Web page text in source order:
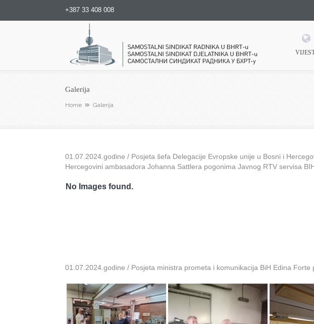
+387 33 408 008
Samostalni sindikat radnika u BHRT-u
Galerija
Home Galerija
01.07.2024.godine / Posjeta šefa Delegacije Evropske unije u Bosni i
Hercegovini ambasadora Johanna Sattlera pogonima Javnog RTV servisa
No Images found.
01.07.2024.godine / Posjeta ministra prometa i komunikacija BiH Edina Forte